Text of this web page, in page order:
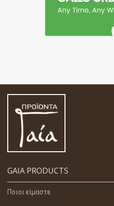
GAIA PRODUCTS
Ποιοι είμαστε